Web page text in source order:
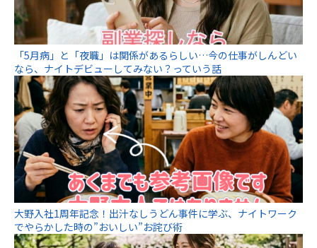
「5月病」と「夜職」は関係があるらしい…今の仕事がしんどい
なら、ナイトデビューしてみない？っていう話
大野入社1周年記念！出汁なしうどん事件に学ぶ、ナイトワーク
でやらかした時の”おいしい”お詫び術